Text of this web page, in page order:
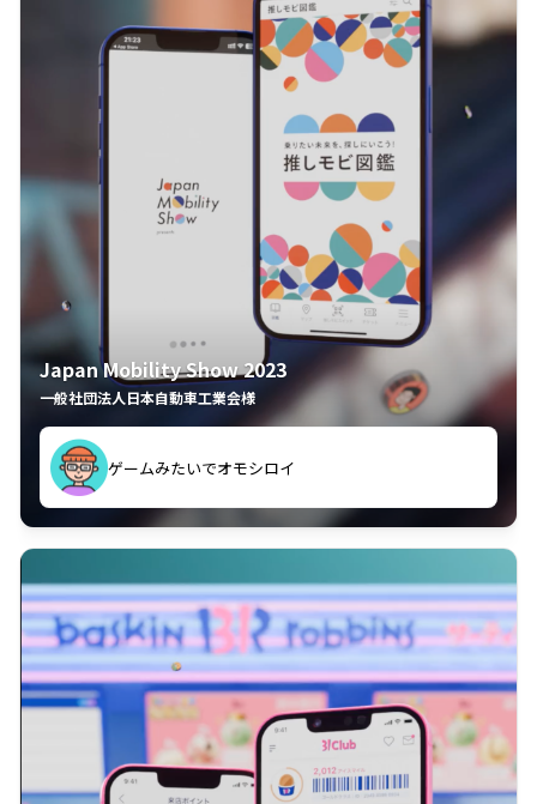
Japan Mobility Show 2023
一般社団法人日本自動車工業会様
夢中で推しモビを探してビッグサイトで6時間も滞在
してしまった
久々のモーターショーがアプリでもっと楽しめました